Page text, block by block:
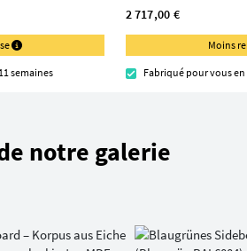
semaines
2 717,00 €
Moins
Fabriqué pour vous en
notre galerie